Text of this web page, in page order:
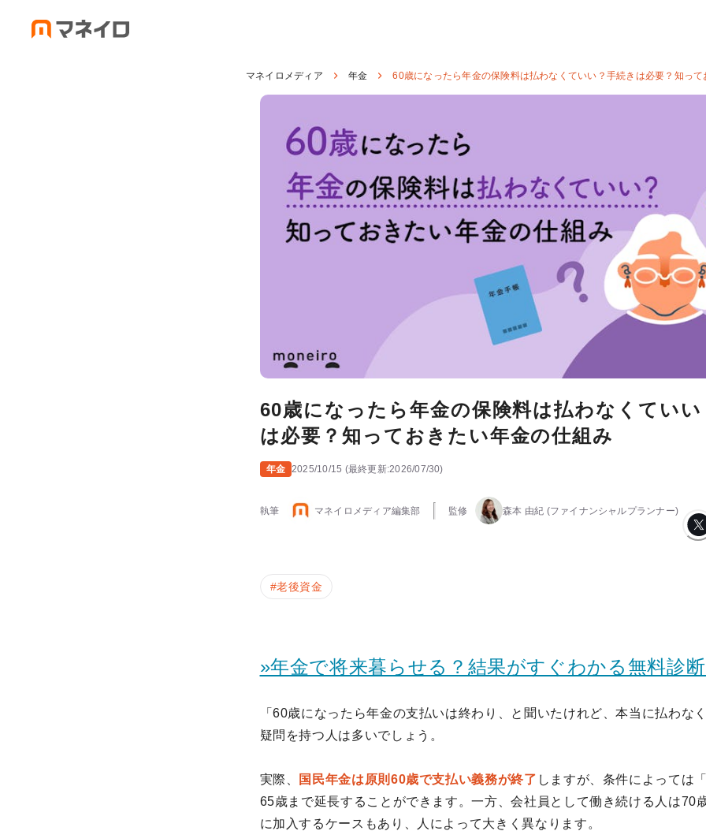
マネイロメディア 年金 60歳になったら年金の保険料は払わなくていい？手続きは必要？知っ
60歳になったら年金の保険料は払わなくてい
は必要？知っておきたい年金の仕組み
年金 2025/10/15 (最終更新:2026/07/30)
執筆 マネイロメディア編集部 監修 森本 由紀 (ファイナンシャルプランナー)
#老後資金
»年金で将来暮らせる？結果がすぐわかる無料診
「60歳になったら年金の支払いは終わり、と聞いたけれど、本当に払わな
疑問を持つ人は多いでしょう。
実際、 国民年金は原則60歳で支払い義務が終了 しますが、条件によっては
65歳まで延長することができます。一方、会社員として働き続ける人は70
に加入するケースもあり、人によって大きく異なります。